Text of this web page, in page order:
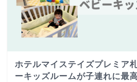
ホテルマイステイズプレミア
ーキッズルームが子連れに最